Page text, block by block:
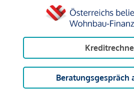
Beratungsgespräch